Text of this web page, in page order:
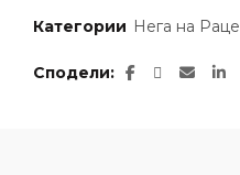
Категории Нега на Раце
Сподели